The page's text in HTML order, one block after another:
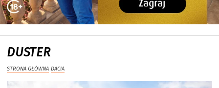
DUSTER
STRONA GŁÓWNA DACIA